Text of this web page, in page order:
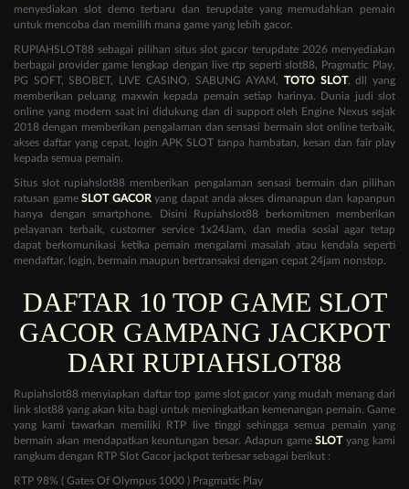
menyediakan slot demo terbaru dan terupdate yang memudahkan pemain
untuk mencoba dan memilih mana game yang lebih gacor.
RUPIAHSLOT88 sebagai pilihan situs slot gacor terupdate 2026 menyediakan
berbagai provider game lengkap dengan live rtp seperti slot88, Pragmatic Play,
PG SOFT, SBOBET, LIVE CASINO, SABUNG AYAM, TOTO SLOT, dll yang
memberikan peluang maxwin kepada pemain setiap harinya. Dunia judi slot
online yang modern saat ini didukung dan di support oleh Engine Nexus sejak
2018 dengan memberikan pengalaman dan sensasi bermain slot online terbaik,
akses daftar yang cepat, login APK SLOT tanpa hambatan, kesan dan fair play
kepada semua pemain.
Situs slot rupiahslot88 memberikan pengalaman sensasi bermain dan pilihan
ratusan gameSLOT GACORyang dapat anda akses dimanapun dan kapanpun
hanya dengan smartphone. Disini Rupiahslot88 berkomitmen memberikan
pelayanan terbaik, customer service 1x24Jam, dan media sosial agar tetap
dapat berkomunikasi ketika pemain mengalami masalah atau kendala seperti
mendaftar, login, bermain maupun bertransaksi dengan cepat 24jam nonstop.
DAFTAR 10 TOP GAME SLOT
GACOR GAMPANG JACKPOT
DARI RUPIAHSLOT88
Rupiahslot88 menyiapkan daftar top game slot gacor yang mudah menang dari
link slot88 yang akan kita bagi untuk meningkatkan kemenangan pemain. Game
yang kami tawarkan memiliki RTP live tinggi sehingga semua pemain yang
bermain akan mendapatkan keuntungan besar. Adapun gameSLOTyang kami
rangkum dengan RTP Slot Gacor jackpot terbesar sebagai berikut :
RTP 98% ( Gates Of Olympus 1000 ) Pragmatic Play